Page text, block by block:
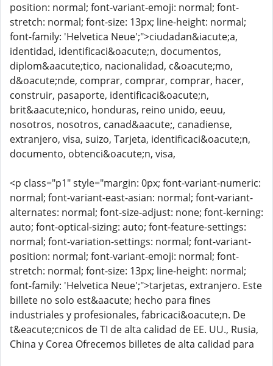
position: normal; font-variant-emoji: normal; font-
stretch: normal; font-size: 13px; line-height: normal;
font-family: 'Helvetica Neue';">ciudadan&iacute;a,
identidad, identificaci&oacute;n, documentos,
diplom&aacute;tico, nacionalidad, c&oacute;mo,
d&oacute;nde, comprar, comprar, comprar, hacer,
construir, pasaporte, identificaci&oacute;n,
brit&aacute;nico, honduras, reino unido, eeuu,
nosotros, nosotros, canad&aacute;, canadiense,
extranjero, visa, suizo, Tarjeta, identificaci&oacute;n,
documento, obtenci&oacute;n, visa,
<p class="p1" style="margin: 0px; font-variant-numeric:
normal; font-variant-east-asian: normal; font-variant-
alternates: normal; font-size-adjust: none; font-kerning:
auto; font-optical-sizing: auto; font-feature-settings:
normal; font-variation-settings: normal; font-variant-
position: normal; font-variant-emoji: normal; font-
stretch: normal; font-size: 13px; line-height: normal;
font-family: 'Helvetica Neue';">tarjetas, extranjero. Este
billete no solo est&aacute; hecho para fines
industriales y profesionales, fabricaci&oacute;n. De
t&eacute;cnicos de TI de alta calidad de EE. UU., Rusia,
China y Corea Ofrecemos billetes de alta calidad para